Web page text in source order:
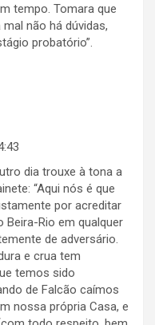
tempo. Tomara que
não há dúvidas,
probatório”.
dia trouxe à tona a
“Aqui nós é que
por acreditar
Rio em qualquer
de adversário.
e crua tem
temos sido
de Falcão caímos
nossa própria Casa, e